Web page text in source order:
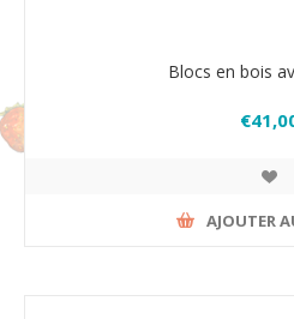
Blocs en bois
AJOUTER